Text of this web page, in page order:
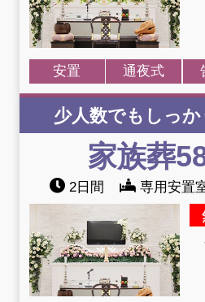
安置 通夜式
少人数でもしっか
家族葬
2日間 専用安置